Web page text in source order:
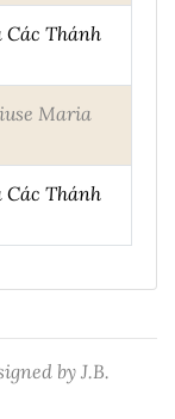
Các Thánh
Maria
Các Thánh
by J.B.